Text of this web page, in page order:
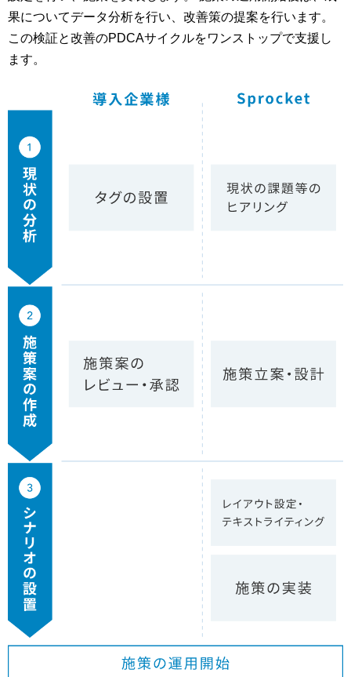
果についてデータ分析を行い、改善策の提案を行います。
この検証と改善のPDCAサイクルをワンストップで支援し
ます。